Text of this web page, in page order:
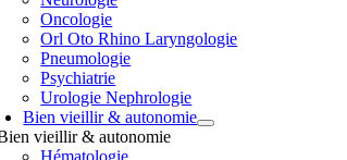
Oncologie
Orl Oto Rhino Laryngologie
Pneumologie
Psychiatrie
Urologie Nephrologie
Bien vieillir & autonomie
vieillir & autonomie
Hématologie